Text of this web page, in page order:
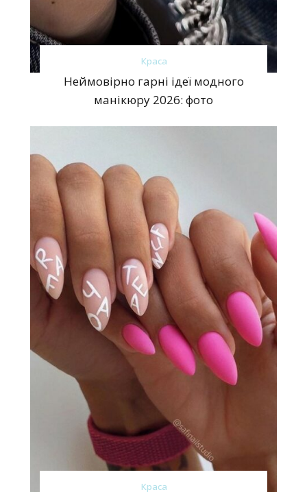
Краса
Неймовірно гарні ідеї модного
манікюру 2026: фото
Краса